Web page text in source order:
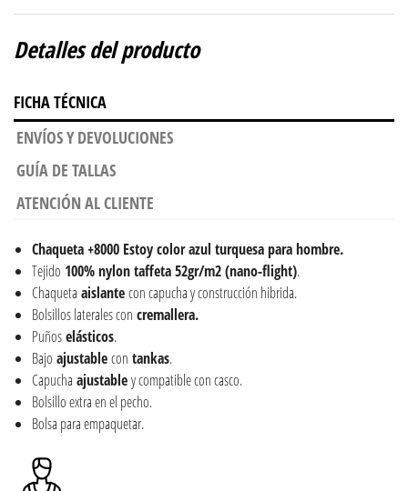
Detalles del producto
FICHA TÉCNICA
ENVÍOS Y DEVOLUCIONES
GUÍA DE TALLAS
ATENCIÓN AL CLIENTE
Chaqueta +8000 Estoy color azul turquesa para hombre.
Tejido 100% nylon taffeta 52gr/m2 (nano-flight).
Chaqueta aislantecon capucha y construcción hibrida.
Bolsillos laterales con cremallera.
Puñoselásticos.
Bajo ajustablecon tankas.
Capucha ajustabley compatible con casco.
Bolsillo extra en el pecho.
Bolsa para empaquetar.